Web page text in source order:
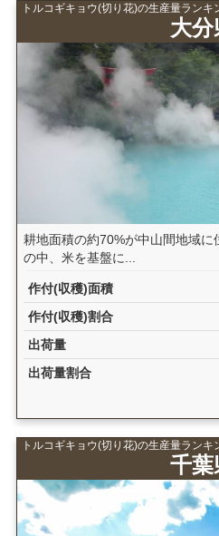
トルコギキョウ(切り花)の生産量ランキ
大分
耕地面積の約70%が中山間地域
の中、米を基盤に...
作付(収穫)面積
作付(収穫)割合
出荷量
出荷量割合
トルコギキョウ(切り花)の生産量ランキ
千葉